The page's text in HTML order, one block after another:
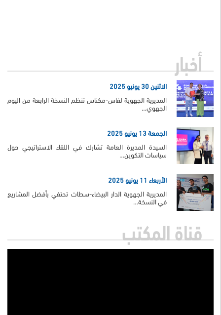
أخبار
الاثنين 30 يونيو 2025
المديرية الجهوية لفاس-مكناس تنظم النسخة الرابعة من اليوم
الجهوي…
الجمعة 13 يونيو 2025
السيدة المديرة العامة تشارك في اللقاء الاستراتيجي حول
سياسات التكوين…
الأربعاء 11 يونيو 2025
المديرية الجهوية الدار البيضاء-سطات تحتفي بأفضل المشاريع
في النسخة…
قناة المكتب